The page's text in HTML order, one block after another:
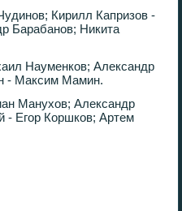
Кирилл Капризов -
Барабанов; Никита
Науменков; Александр
- Максим Мамин.
Манухов; Александр
- Егор Коршков; Артем